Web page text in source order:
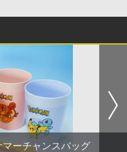
ーチャンスバッグ